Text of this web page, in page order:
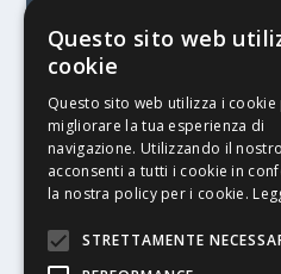
© Stratego Group –
racconta le innovazioni
aziende di stampa e di
riferimento per chi opera in
comunicazione stampata.
propria community diversi
Lavoro, la Print Connection, i
Stampamedia.net è una
Questo sito web
cookie
Questo sito web utilizza i cookie
migliorare la tua esperienza di
navigazione. Utilizzando il
acconsenti a tutti i cookie in
la nostra policy per i cookie.
STRETTAMENTE